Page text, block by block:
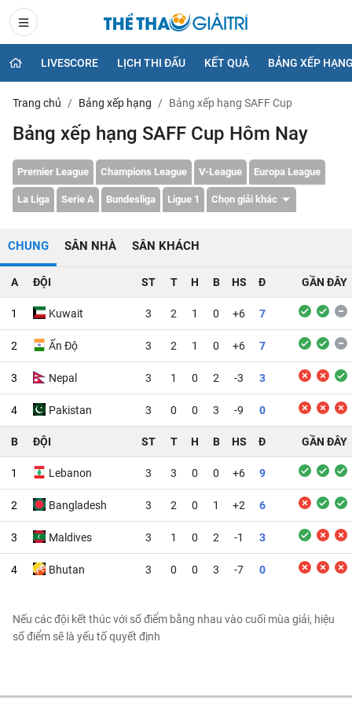
LIVESCORE LỊCH THI ĐẤU KẾT QUẢ BẢNG XẾP
Trang chủ Bảng xếp hạng Bảng xếp hạng SAFF Cup
Bảng xếp hạng SAFF Cup Hôm Nay
Premier League Champions League V-League Europa League
La Liga Serie A Bundesliga Ligue 1 Chọn giải khác
CHUNG SÂN NHÀ SÂN KHÁCH
A ĐỘI ST T H B HS Đ GẦN ĐÂY
1 Kuwait 3 2 1 0 +6 7
2 Ấn Độ 3 2 1 0 +6 7
3 Nepal 3 1 0 2 -3 3
4 Pakistan 3 0 0 3 -9 0
B ĐỘI ST T H B HS Đ GẦN ĐÂY
1 Lebanon 3 3 0 0 +6 9
2 Bangladesh 3 2 0 1 +2 6
3 Maldives 3 1 0 2 -1 3
4 Bhutan 3 0 0 3 -7 0
Nếu các đội kết thúc với số điểm bằng nhau vào cuối mùa giải, hiệu
số điểm sẽ là yếu tố quyết định